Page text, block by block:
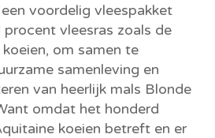
voordelig vleespakket
vleesras zoals de
om samen te
samenleving en
van heerlijk mals Blonde
omdat het honderd
koeien betreft en er